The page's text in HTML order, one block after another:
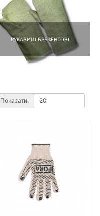
РУКАВИЦІ БРЕЗЕНТОВІ
Показати: